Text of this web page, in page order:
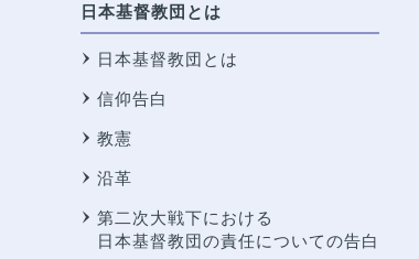
日本基督教団とは
日本基督教団とは
信仰告白
教憲
沿革
第二次大戦下における
日本基督教団の責任についての告白